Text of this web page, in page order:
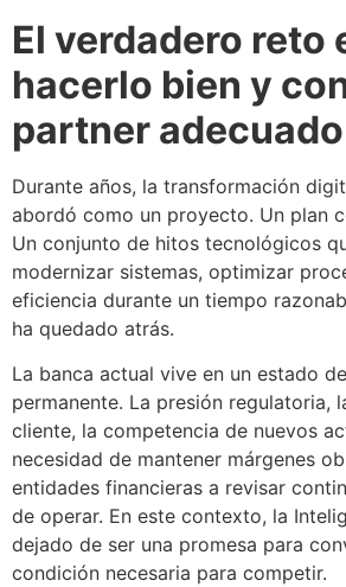
El verdadero reto
hacerlo bien y
partner adecuado
Durante años, la transformación
abordó como un proyecto. Un plan
Un conjunto de hitos tecnológicos
modernizar sistemas, optimizar
eficiencia durante un tiempo
ha quedado atrás.
La banca actual vive en un estado
permanente. La presión regulatoria,
cliente, la competencia de nuevos
necesidad de mantener márgenes
entidades financieras a revisar
de operar. En este contexto, la
dejado de ser una promesa para
condición necesaria para competir.